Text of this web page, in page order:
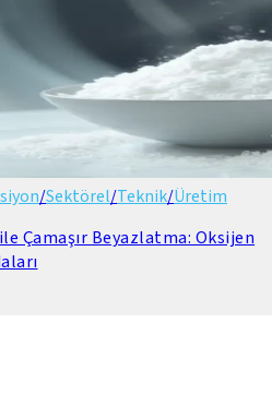
/Sektörel/Teknik/Üretim
Çamaşır Beyazlatma: Oksijen